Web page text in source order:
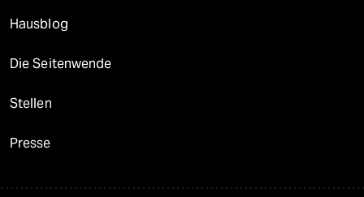
Hausblog
Die Seitenwende
Stellen
Presse